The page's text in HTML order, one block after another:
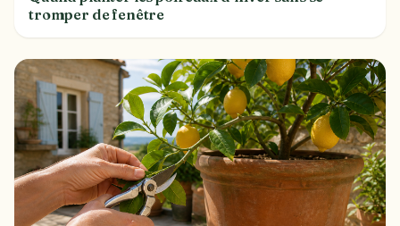
tromper de fenêtre